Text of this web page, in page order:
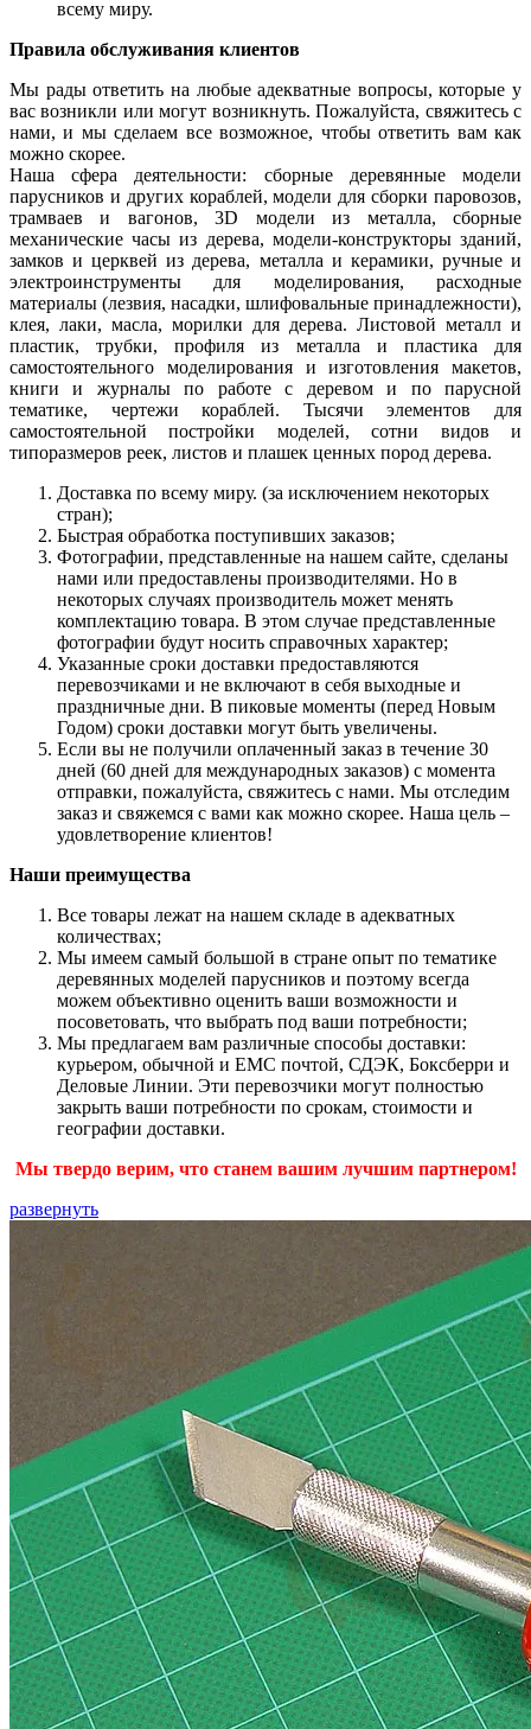
всему миру.
Правила обслуживания клиентов
Мы рады ответить на любые адекватные вопросы, которые у
вас возникли или могут возникнуть. Пожалуйста, свяжитесь с
нами, и мы сделаем все возможное, чтобы ответить вам как
можно скорее.
Наша сфера деятельности: сборные деревянные модели
парусников и других кораблей, модели для сборки паровозов,
трамваев и вагонов, 3D модели из металла, сборные
механические часы из дерева, модели-конструкторы зданий,
замков и церквей из дерева, металла и керамики, ручные и
электроинструменты для моделирования, расходные
материалы (лезвия, насадки, шлифовальные принадлежности),
клея, лаки, масла, морилки для дерева. Листовой металл и
пластик, трубки, профиля из металла и пластика для
самостоятельного моделирования и изготовления макетов,
книги и журналы по работе с деревом и по парусной
тематике, чертежи кораблей. Тысячи элементов для
самостоятельной постройки моделей, сотни видов и
типоразмеров реек, листов и плашек ценных пород дерева.
Доставка по всему миру. (за исключением некоторых
стран);
Быстрая обработка поступивших заказов;
Фотографии, представленные на нашем сайте, сделаны
нами или предоставлены производителями. Но в
некоторых случаях производитель может менять
комплектацию товара. В этом случае представленные
фотографии будут носить справочных характер;
Указанные сроки доставки предоставляются
перевозчиками и не включают в себя выходные и
праздничные дни. В пиковые моменты (перед Новым
Годом) сроки доставки могут быть увеличены.
Если вы не получили оплаченный заказ в течение 30
дней (60 дней для международных заказов) с момента
отправки, пожалуйста, свяжитесь с нами. Мы отследим
заказ и свяжемся с вами как можно скорее. Наша цель –
удовлетворение клиентов!
Наши преимущества
Все товары лежат на нашем складе в адекватных
количествах;
Мы имеем самый большой в стране опыт по тематике
деревянных моделей парусников и поэтому всегда
можем объективно оценить ваши возможности и
посоветовать, что выбрать под ваши потребности;
Мы предлагаем вам различные способы доставки:
курьером, обычной и ЕМС почтой, СДЭК, Боксберри и
Деловые Линии. Эти перевозчики могут полностью
закрыть ваши потребности по срокам, стоимости и
географии доставки.
Мы твердо верим, что станем вашим лучшим партнером!
развернуть